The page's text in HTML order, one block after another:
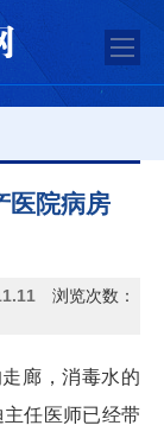
医院病房
浏览次数：
廊，消毒水的
任医师已经带